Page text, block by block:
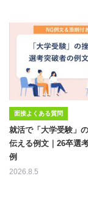
面接よくある質問
就活で「大学受験」
伝える例文｜26卒選
例
2026.8.5